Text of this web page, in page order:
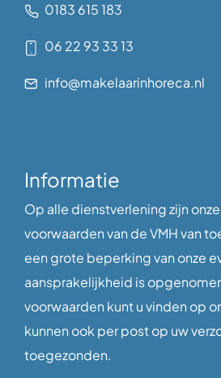
0183 615 183
06 22 93 33 13
info@makelaarinhoreca.nl
Informatie
Op alle dienstverlening zijn
voorwaarden van de VMH van
een grote beperking van onze
aansprakelijkheid is
voorwaarden kunt u vinden op
kunnen ook per post op uw
toegezonden.